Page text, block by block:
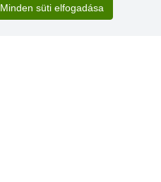
Minden süti elfogadása